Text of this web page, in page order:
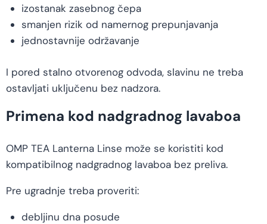
izostanak zasebnog čepa
smanjen rizik od namernog prepunjavanja
jednostavnije održavanje
I pored stalno otvorenog odvoda, slavinu ne treba
ostavljati uključenu bez nadzora.
Primena kod nadgradnog lavaboa
OMP TEA Lanterna Linse može se koristiti kod
kompatibilnog nadgradnog lavaboa bez preliva.
Pre ugradnje treba proveriti:
debljinu dna posude